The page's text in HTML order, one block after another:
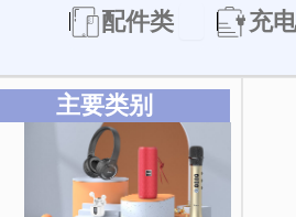
配件类 Open 配件类
充
主要类别